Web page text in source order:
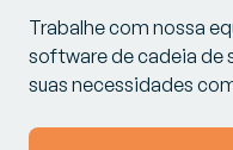
Trabalhe com nossa
software de cadeia de
suas necessidades